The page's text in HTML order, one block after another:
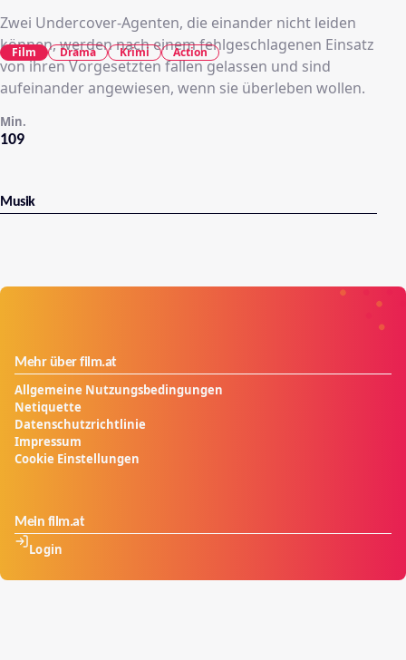
Zwei Undercover-Agenten, die einander nicht leiden
können, werden nach einem fehlgeschlagenen Einsatz
von ihren Vorgesetzten fallen gelassen und sind
aufeinander angewiesen, wenn sie überleben wollen.
109
Min.
Film Drama Krimi Action
Musik
Mehr über film.at
Allgemeine Nutzungsbedingungen
Netiquette
Datenschutzrichtlinie
Impressum
Cookie Einstellungen
Mein film.at
Login